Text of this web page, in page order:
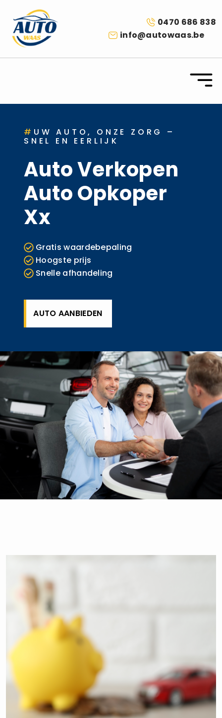
0470 686 838
info@autowaas.be
# UW AUTO, ONZE ZORG –
SNEL EN EERLIJK
Auto Verkopen
Auto Opkoper
Xx
Gratis waardebepaling
Hoogste prijs
Snelle afhandeling
AUTO AANBIEDEN